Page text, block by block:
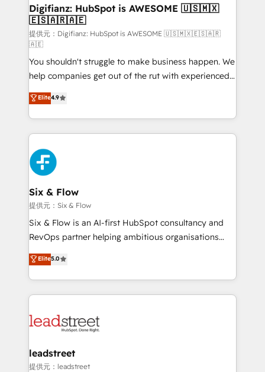
Transformation / Web Development • RevOps &
Sales Consulting • Marketing Automation What
makes us different? 🚀 Top 0.5% of global HubSpot
agencies ⚙️ The strongest technical ability and
integration capabilities 💼 Consultative, long-term
partners who will embed ourselves into your
business, processes and systems 🏢 We specialise in
working with mid-market and enterprise
organisations, global organisations and those with
complex use cases 🏆 CRM Implementation,
Platform Enablement, Custom Integration and
Onboarding Accredited 🔐 ISO27001 & ISO9001
Certified
Digifianz: HubSpot is AWESOME 🇺🇸🇲🇽
🇪🇸🇦🇷🇦🇪
提供元：Digifianz: HubSpot is AWESOME 🇺🇸🇲🇽🇪🇸🇦🇷
🇦🇪
You shouldn't struggle to make business happen. We
help companies get out of the rut with experienced,
process-oriented teams implementing HubSpot
Marketing, Sales, Service, CMS and Operations Hub,
so selling and actually engaging with your customers
feels easy and pain-free. We are a top ranked
HubSpot Elite Partner, winner of Rookie of the Year
and Customer First Awards, 4.9/5 rating in HubSpot
Reviews and 4.9/5 rating in Clutch Reviews. Digifianz
helps the following industries: logistics & 3PL, home
improvement & construction, branding and
commercialization, real estate, health, education,
SaaS, Software Dev & IT and consulting, make the
the United States, EU, UAE, Mexico and Latin
America. From casual user to super fan: make
Elite4.9
Six & Flow
提供元：Six & Flow
Six & Flow is an AI-first HubSpot consultancy and
RevOps partner helping ambitious organisations
grow with clarity, confidence, and intelligence.
Operating across the UK, Netherlands, Ireland, and
Canada, we’ve delivered thousands of successful
HubSpot projects for mid-market and enterprise
combine HubSpot, data, and AI to design connected
and technology for predictable, scalable revenue
growth. Our expertise spans RevOps, CRM and data
Elite5.0
leadstreet
提供元：leadstreet